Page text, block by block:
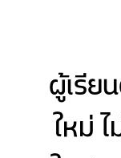
ผู้เรีย
ใหม่